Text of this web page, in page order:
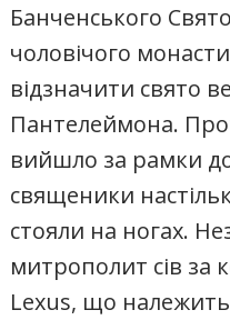
Банченського
чоловічого
відзначити свято
Пантелеймона.
вийшло за рамки
священики
стояли на ногах.
митрополит сів за
Lexus, що належить